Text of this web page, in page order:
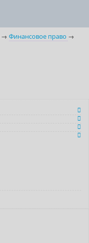
→ Финансовое право →